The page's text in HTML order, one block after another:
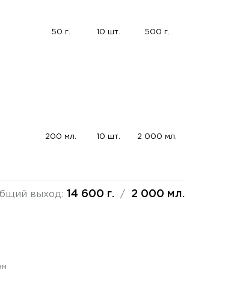
50 г. 10 шт. 500 г.
200 мл. 10 шт. 2 000 мл.
выход: 14 600 г./ 2 000 мл.